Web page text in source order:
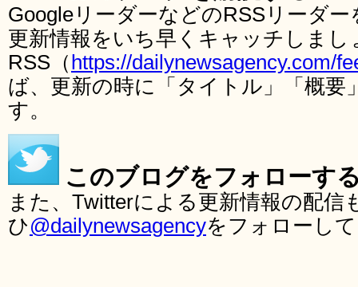
GoogleリーダーなどのRSSリーダ
更新情報をいち早くキャッチしま
RSS（ https://dailynewsagency.com/
ば、更新の時に「タイトル」「概要
す。
このブログをフォローす
また、Twitterによる更新情報の配
ひ@dailynewsagencyをフォローし